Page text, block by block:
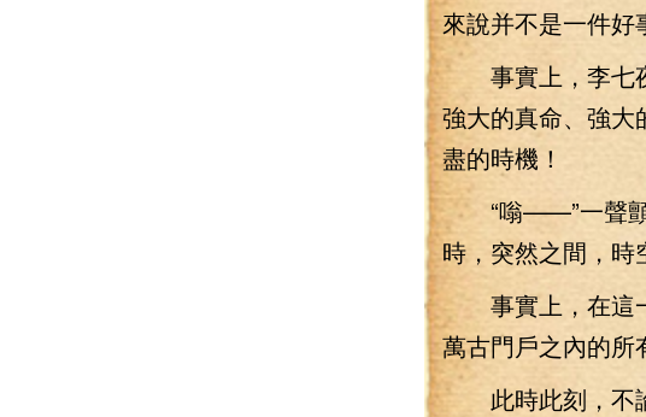
來說并不是一件好
事實上，李七夜
強大的真命、強大
盡的時機！
“嗡——”一聲顫動
時，突然之間，時
事實上，在這
萬古門戶之內的所
此時此刻，不論